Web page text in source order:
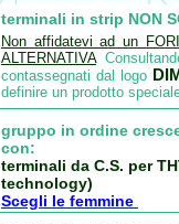
terminali in strip NON
Non affidatevi ad un
ALTERNATIVA
contassegnati dal logo
definire un prodotto
gruppo in ordine
con:
terminali da C.S. per
technology)
Scegli le femmine